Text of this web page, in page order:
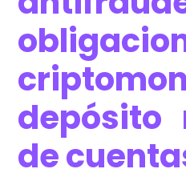
depósito
de